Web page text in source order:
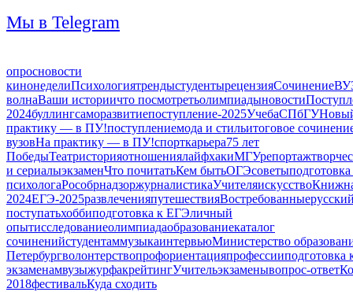
Мы в Telegram
опросновости
кинонеделиПсихологиятрендыстудентырецензияСочинение
волнаВаши историичто посмотретьолимпиадыновости
2024буллингсаморазвитиепоступление-2025УчебаСПбГУ
практику — в ПУ!поступлениемода и стильитоговое
вузовНа практику — в ПУ!спорткарьера75 лет
ПобедыТеатристорияотношениялайфхакиМГУрепортаж
и сериалыэкзаменЧто почитатьКем бытьОГЭсоветы
психологаРособрнадзоржурналистикаУчителяискусство
2024ЕГЭ-2025развлеченияпутешествияВостребованные
поступатьхоббиподготовка к ЕГЭличный
опытисследованиеолимпиадаобразованиекаталог
сочиненийстудентаммузыкаинтервьюМинистерство
Петербургволонтерствопрофориентацияпрофессииподготовка
экзаменамвузыжурфакрейтингУчительэкзаменывопрос-ответ
2018фестивальКуда сходить